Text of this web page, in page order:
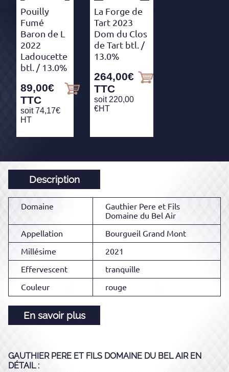
Pouilly
Fumé
Baron de L
2022
Ladoucette
btl.
/ 13.0%
89,00€
TTC
soit 74,17€
HT
La Forge de
Tart 2023
Dom du Clos
de Tart btl.
/
13.0%
264,00€
TTC
soit 220,00
€HT
Description
Domaine
Gauthier Pere et Fils
Domaine du Bel Air
Appellation
Bourgueil Grand Mont
Millésime
2021
Effervescent
tranquille
Couleur
rouge
En savoir plus
GAUTHIER PERE ET FILS DOMAINE DU BEL AIREN
DÉTAIL :